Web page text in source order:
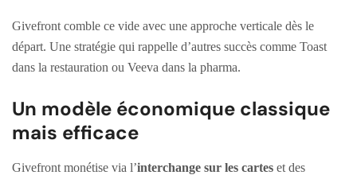
Givefront comble ce vide avec une approche verticale dès le
départ. Une stratégie qui rappelle d’autres succès comme Toast
dans la restauration ou Veeva dans la pharma.
Un modèle économique classique
mais efficace
Givefront monétise via l’interchange sur les cartes et des